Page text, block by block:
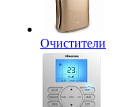
Очистители